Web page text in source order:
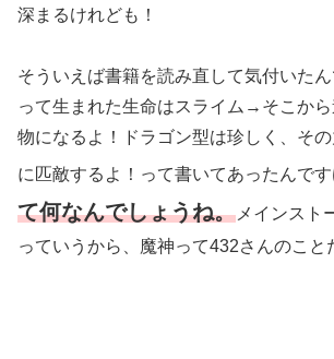
深まるけれども！
そういえば書籍を読み直して気付いた
って生まれた生命はスライム→そこか
物になるよ！ドラゴン型は珍しく、そ
に匹敵するよ！って書いてあったんです
て何なんでしょうね。 メインスト
っていうから、魔神って432さんのこ